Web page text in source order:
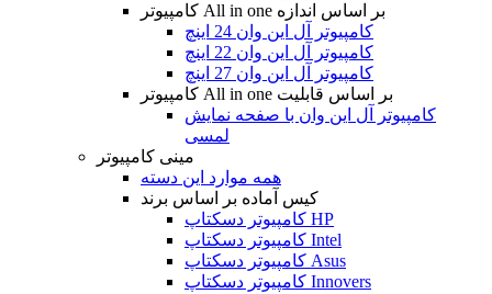
کامپیوتر All in one بر اساس اندازه
کامپیوتر آل این وان 24 اینچ
کامپیوتر آل این وان 22 اینچ
کامپیوتر آل این وان 27 اینچ
کامپیوتر All in one بر اساس قابلیت
کامپیوتر آل این وان با صفحه نمایش
لمسی
مینی کامپیوتر
همه موارد این دسته
کیس آماده بر اساس برند
کامپیوتر دسکتاپ HP
کامپیوتر دسکتاپ Intel
کامپیوتر دسکتاپ Asus
کامپیوتر دسکتاپ Innovers